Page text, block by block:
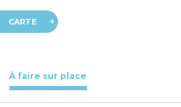
CARTE
À faire sur place